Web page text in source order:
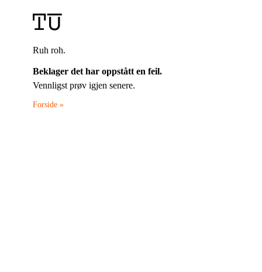
Ruh roh.
Beklager det har oppstått en feil.
Vennligst prøv igjen senere.
Forside »